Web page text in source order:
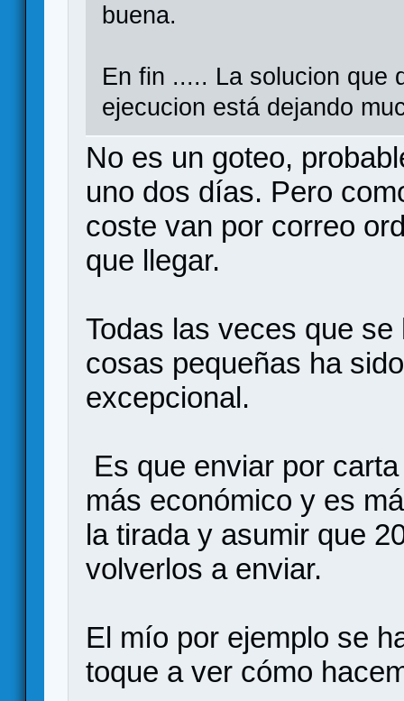
buena.
En fin ..... La solucion que
ejecucion está dejando
No es un goteo,
uno dos días. Pero
coste van por correo
que llegar.
Todas las veces que
cosas pequeñas ha
excepcional.
Es que enviar por
más económico y es
la tirada y asumir que
volverlos a enviar.
El mío por ejemplo se
toque a ver cómo